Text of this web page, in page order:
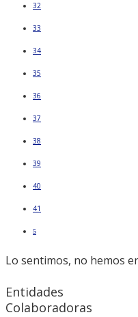
32
33
34
35
36
37
38
39
40
41
5
Lo sentimos, no hemos
Entidades
Colaboradoras